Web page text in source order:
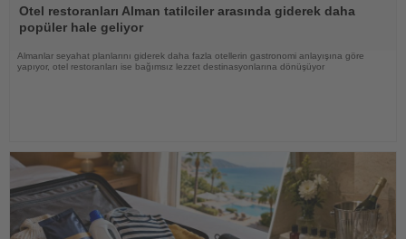
Oku
Otel restoranları Alman tatilciler arasında giderek daha
popüler hale geliyor
Almanlar seyahat planlarını giderek daha fazla otellerin gastronomi anlayışına göre
yapıyor, otel restoranları ise bağımsız lezzet destinasyonlarına dönüşüyor